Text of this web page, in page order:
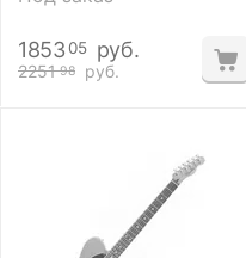
2251 98 руб.
1853 05 руб.